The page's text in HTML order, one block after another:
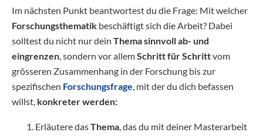
Im nächsten Punkt beantwortest du die Frage: Mit welcher
Forschungsthematik beschäftigt sich die Arbeit? Dabei
solltest du nicht nur dein Thema sinnvoll ab- und
eingrenzen, sondern vor allemSchritt für Schrittvom
grösseren Zusammenhang in der Forschung bis zur
spezifischen Forschungsfrage, mit der du dich befassen
willst, konkreter werden:
Erläutere dasThema, das du mit deiner Masterarbeit